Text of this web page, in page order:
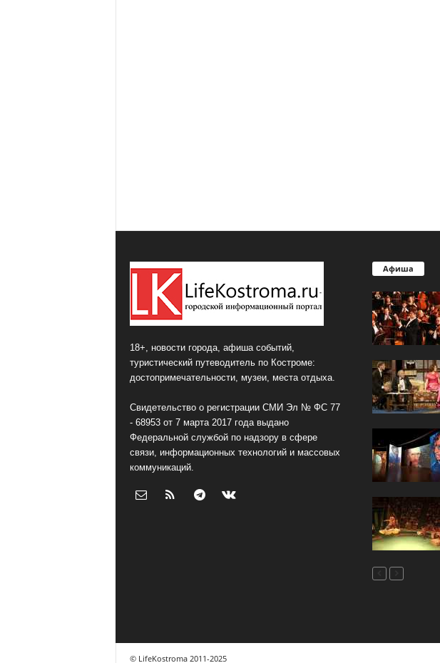
18+, новости города, афиша событий,
туристический путеводитель по Костроме:
достопримечательности, музеи, места отдыха.
Свидетельство о регистрации СМИ Эл № ФС 77
- 68953 от 7 марта 2017 года выдано
Федеральной службой по надзору в сфере
связи, информационных технологий и массовых
коммуникаций.
Афиша
© LifeKostroma 2011-2025